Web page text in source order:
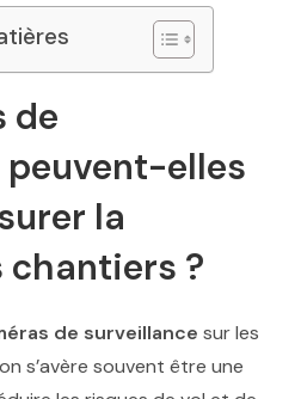
de
elles
la
chantiers ?
de surveillance sur les
s’avère souvent être une